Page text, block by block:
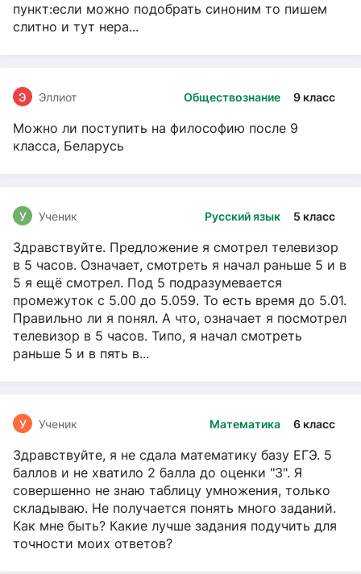
пункт:если можно подобрать синоним то пишем
слитно и тут нера...
Обществознание 9 класс
Э Эллиот
Можно ли поступить на философию после 9
класса, Беларусь
Русский язык 5 класс
У Ученик
Здравствуйте. Предложение я смотрел телевизор
в 5 часов. Означает, смотреть я начал раньше 5 и в
5 я ещё смотрел. Под 5 подразумевается
промежуток с 5.00 до 5.059. То есть время до 5.01.
Правильно ли я понял. А что, означает я посмотрел
телевизор в 5 часов. Типо, я начал смотреть
раньше 5 и в пять в...
Математика 6 класс
У Ученик
Здравствуйте, я не сдала математику базу ЕГЭ. 5
баллов и не хватило 2 балла до оценки "3". Я
совершенно не знаю таблицу умножения, только
складываю. Не получается понять много заданий.
Как мне быть? Какие лучше задания подучить для
точности моих ответов?